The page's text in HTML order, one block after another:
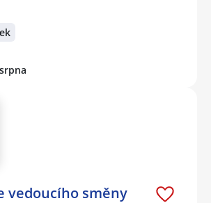
vedoucího směny